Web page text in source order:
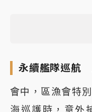
永續艦隊巡航
會中，區漁會特
海巡護時，意外